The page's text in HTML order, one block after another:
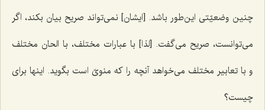
چنین وضعیّتی این‌طور باشد. [ایشان] نمی‌تواند صریح بیان بکند، اگر
می‌توانست، صریح می‌گفت. [لذا] با عبارات مختلف، با الحان مختلف
و با تعابیر مختلف می‌خواهد آنچه را که منویّ است بگوید. اینها برای
چیست؟